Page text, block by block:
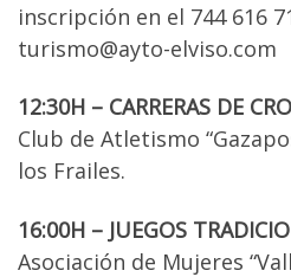
inscripción en el 744 616
turismo@ayto-elviso.com
12:30H – CARRERAS DE
Club de Atletismo
los Frailes.
16:00H – JUEGOS
Asociación de Mujeres